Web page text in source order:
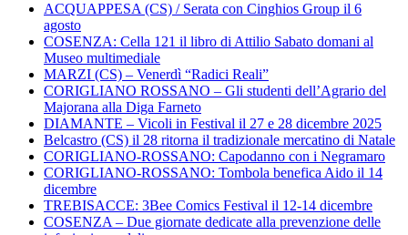
ACQUAPPESA (CS) / Serata con Cinghios Group il 6
agosto
COSENZA: Cella 121 il libro di Attilio Sabato domani al
Museo multimediale
MARZI (CS) – Venerdì “Radici Reali”
CORIGLIANO ROSSANO – Gli studenti dell’Agrario del
Majorana alla Diga Farneto
DIAMANTE – Vicoli in Festival il 27 e 28 dicembre 2025
Belcastro (CS) il 28 ritorna il tradizionale mercatino di Natale
CORIGLIANO-ROSSANO: Capodanno con i Negramaro
CORIGLIANO-ROSSANO: Tombola benefica Aido il 14
dicembre
TREBISACCE: 3Bee Comics Festival il 12-14 dicembre
COSENZA – Due giornate dedicate alla prevenzione delle